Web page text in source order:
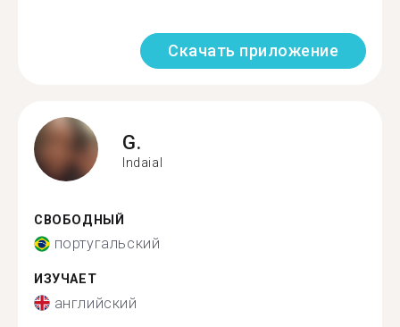
Скачать приложение
G.
Indaial
СВОБОДНЫЙ
португальский
ИЗУЧАЕТ
английский